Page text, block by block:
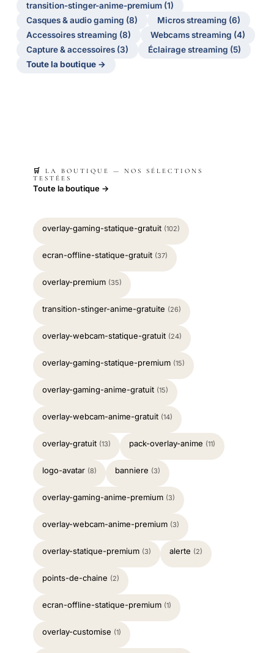
transition-stinger-anime-premium (1)
Casques & audio gaming (8)
Micros streaming (6)
Accessoires streaming (8)
Webcams streaming (4)
Capture & accessoires (3)
Éclairage streaming (5)
Toute la boutique →
🛒 LA BOUTIQUE — NOS SÉLECTIONS
TESTÉES
Toute la boutique →
overlay-gaming-statique-gratuit (102)
ecran-offline-statique-gratuit (37)
overlay-premium (35)
transition-stinger-anime-gratuite (26)
overlay-webcam-statique-gratuit (24)
overlay-gaming-statique-premium (15)
overlay-gaming-anime-gratuit (15)
overlay-webcam-anime-gratuit (14)
overlay-gratuit (13) pack-overlay-anime (11)
logo-avatar (8) banniere (3)
overlay-gaming-anime-premium (3)
overlay-webcam-anime-premium (3)
overlay-statique-premium (3) alerte (2)
points-de-chaine (2)
ecran-offline-statique-premium (1)
overlay-customise (1)